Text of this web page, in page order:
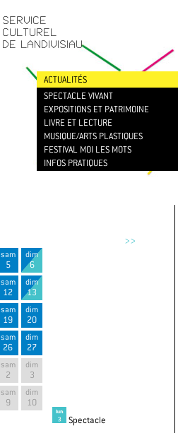
SERVICE
CULTUREL
DE LANDIVISIAU
ACTUALITÉS
SPECTACLE VIVANT
EXPOSITIONS ET PATRIMOINE
LIVRE ET LECTURE
MUSIQUE/ARTS PLASTIQUES
FESTIVAL MOI LES MOTS
INFOS PRATIQUES
>>
sam
5
dim
6
sam
12
dim
13
sam
19
dim
20
sam
26
dim
27
sam
2
dim
3
sam
9
dim
10
Spectacle